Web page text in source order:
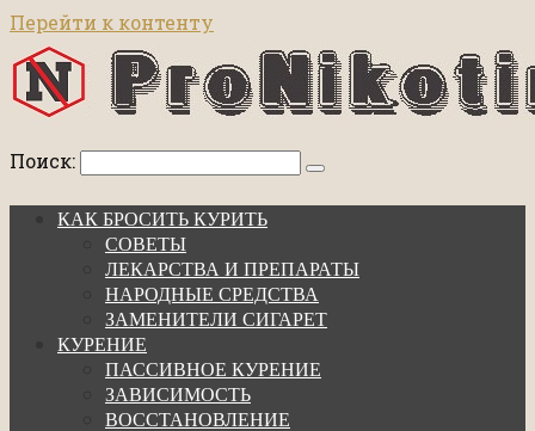
Перейти к контенту
Поиск:
КАК БРОСИТЬ КУРИТЬ
СОВЕТЫ
ЛЕКАРСТВА И ПРЕПАРАТЫ
НАРОДНЫЕ СРЕДСТВА
ЗАМЕНИТЕЛИ СИГАРЕТ
КУРЕНИЕ
ПАССИВНОЕ КУРЕНИЕ
ЗАВИСИМОСТЬ
ВОССТАНОВЛЕНИЕ